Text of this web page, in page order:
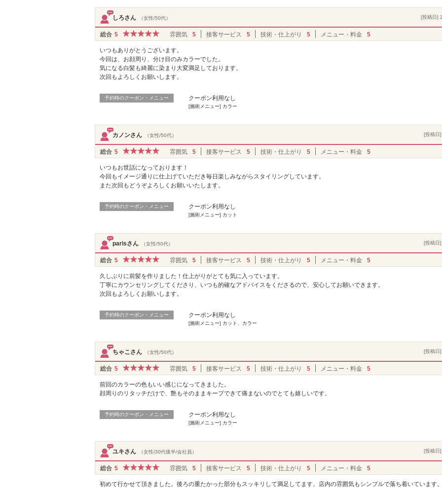
しろさん （女性/50代） [投稿日]
総合 5 雰囲気 5 接客サービス 5 技術・仕上がり 5 メニュー・料金 5
いつもありがとうございます。
今回は、お顔周り、分け目のみカラーでした。
気になる白髪も綺麗に染まり大変満足しております。
次回もよろしくお願いします。
予約時のクーポン・メニュー クーポン利用なし
[施術メニュー] カラー
カノンさん （女性/50代） [投稿日
総合 5 雰囲気 5 接客サービス 5 技術・仕上がり 5 メニュー・料金 5
いつもお世話になっております！
今回もイメージ通りに仕上げていただき毎日楽しみながらスタイリングしています。
また次回もどうぞよろしくお願いいたします。
予約時のクーポン・メニュー クーポン利用なし
[施術メニュー] カット
parisさん （女性/50代） [投稿日
総合 5 雰囲気 5 接客サービス 5 技術・仕上がり 5 メニュー・料金 5
久しぶりに前髪を作りました！仕上がりがとても気に入っています。
丁寧にカウンセリングしてくださり、いつも的確なアドバイスをくださるので、安心してお願いできます。
次回もよろしくお願いします。
予約時のクーポン・メニュー クーポン利用なし
[施術メニュー] カット、カラー
ちゃこさん （女性/50代） [投稿日
総合 5 雰囲気 5 接客サービス 5 技術・仕上がり 5 メニュー・料金 5
前回のカラーの色もいい感じになってきました。
顔周りのリタッチだけで、艶もそのままキープできて痛まないのでとても嬉しいです。
予約時のクーポン・メニュー クーポン利用なし
[施術メニュー] カラー
ユキさん （女性/30代後半/会社員） [投稿日
総合 5 雰囲気 5 接客サービス 5 技術・仕上がり 5 メニュー・料金 5
初めて行かせて頂きました。後ろの重たかった部分もスッキリして満足してます。店内の雰囲気もシンプルで落ち着いています